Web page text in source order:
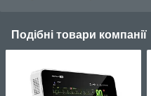
Подібні товари компанії